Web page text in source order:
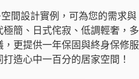
間設計實例，可為您的需求與
簡、日式侘寂、低調輕奢，多
更提供一年保固與終身保修服
造心中一百分的居家空間！